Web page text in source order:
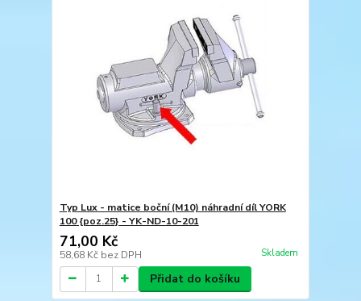
Typ Lux - matice boční (M10) náhradní díl YORK
100 {poz.25} - YK-ND-10-201
71,00 Kč
58,68 Kč bez DPH Skladem
Přidat do košíku